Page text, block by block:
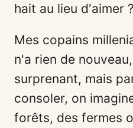
hait au lieu d'aimer ?
Mes copains
n'a rien de
surprenant, mais
consoler, on
forêts, des fermes